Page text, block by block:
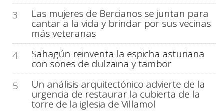
3
Las mujeres de Bercianos se juntan para
cantar a la vida y brindar por sus vecinas
más veteranas
4
Sahagún reinventa la espicha asturiana
con sones de dulzaina y tambor
5
Un análisis arquitectónico advierte de la
urgencia de restaurar la cubierta de la
torre de la iglesia de Villamol